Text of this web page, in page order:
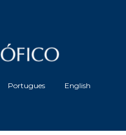
Portugues English